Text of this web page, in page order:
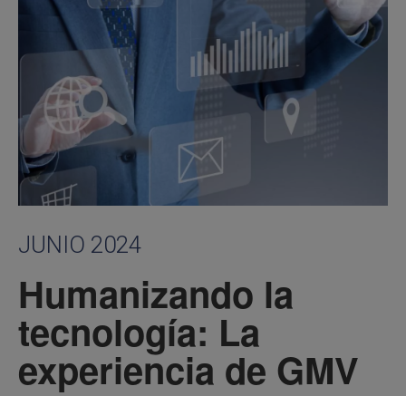
JUNIO 2024
Humanizando la
tecnología: La
experiencia de GMV